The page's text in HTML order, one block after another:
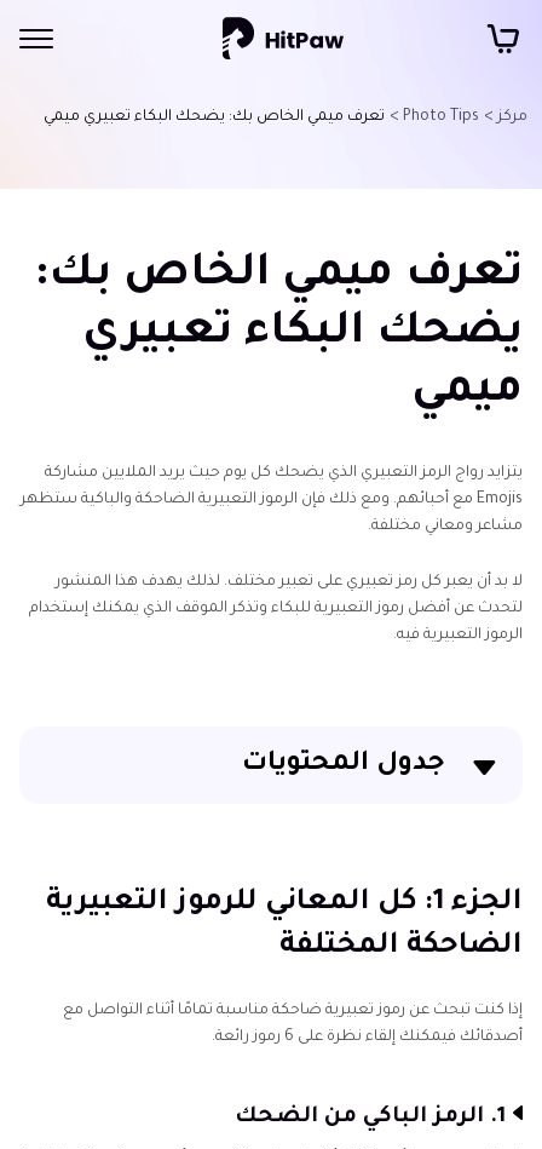
مركز > Photo Tips > تعرف ميمي الخاص بك: يضحك البكاء تعبيري ميمي
تعرف ميمي الخاص بك:
يضحك البكاء تعبيري
ميمي
يتزايد رواج الرمز التعبيري الذي يضحك كل يوم حيث يريد الملايين مشاركة
Emojis مع أحبائهم. ومع ذلك فإن الرموز التعبيرية الضاحكة والباكية ستظهر
مشاعر ومعاني مختلفة.
لا بد أن يعبر كل رمز تعبيري على تعبير مختلف. لذلك يهدف هذا المنشور
لتحدث عن أفضل رموز التعبيرية للبكاء وتذكر الموقف الذي يمكنك إستخدام
الرموز التعبيرية فيه.
جدول المحتويات
الجزء 2: كيفية إنشاء رموز البكاء والضحك التعبيرية
بإستخدام الذكاء الإصطناعي
الجزء 1: كل المعاني للرموز التعبيرية
الضاحكة المختلفة
إذا كنت تبحث عن رموز تعبيرية ضاحكة مناسبة تمامًا أثناء التواصل مع
أصدقائك فيمكنك إلقاء نظرة على 6 رموز رائعة.
1. الرمز الباكي من الضحك